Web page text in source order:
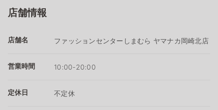
店舗情報
店舗名 ファッションセンターしまむら ヤマナカ岡崎北店
営業時間 10:00-20:00
定休日 不定休